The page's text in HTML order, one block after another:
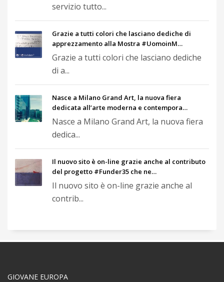
servizio tutto...
Grazie a tutti colori che lasciano dediche di
apprezzamento alla Mostra #UomoinM…
Grazie a tutti colori che lasciano dediche
di a...
Nasce a Milano Grand Art, la nuova fiera
dedicata all’arte moderna e contempora…
Nasce a Milano Grand Art, la nuova fiera
dedica...
Il nuovo sito è on-line grazie anche al contributo
del progetto #Funder35 che ne…
Il nuovo sito è on-line grazie anche al
contrib...
GIOVANE EUROPA